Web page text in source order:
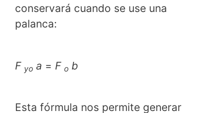
conservará cuando se use una
palanca:
F yo a = F o b
Esta fórmula nos permite generar